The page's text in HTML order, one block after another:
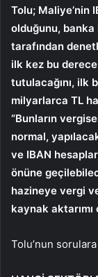
Tolu; Maliye’nin
olduğunu, banka
tarafından
ilk kez bu
tutulacağını, ilk
milyarlarca TL
“Bunların
normal,
ve IBAN
önüne
hazineye vergi
kaynak aktarımı
Tolu’nun